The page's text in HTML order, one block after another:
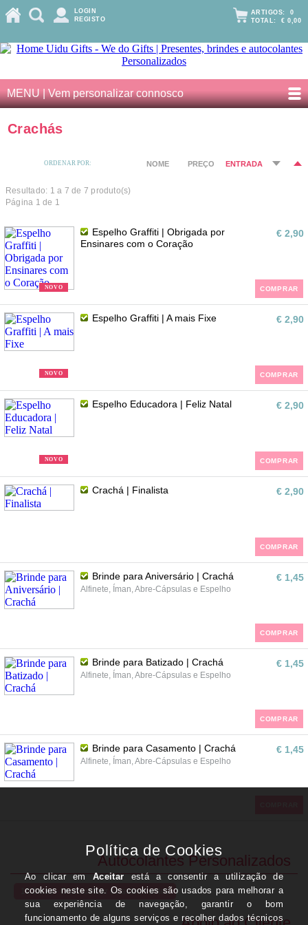
LOGIN
REGISTO
ARTIGOS: 0
TOTAL: € 0,00
MENU | Vem personalizar connosco
Crachás
ORDENAR POR: NOME PREÇO ENTRADA
Resultado: 1 a 7 de 7 produto(s)
Página 1 de 1
NOVO
Espelho Graffiti | Obrigada por
Ensinares com o Coração
€ 2,90
COMPRAR
NOVO
Espelho Graffiti | A mais Fixe € 2,90
COMPRAR
NOVO
Espelho Educadora | Feliz Natal € 2,90
COMPRAR
Crachá | Finalista € 2,90
COMPRAR
Brinde para Aniversário | Crachá
Alfinete, Íman, Abre-Cápsulas e Espelho
€ 1,45
COMPRAR
Brinde para Batizado | Crachá
Alfinete, Íman, Abre-Cápsulas e Espelho
€ 1,45
COMPRAR
Brinde para Casamento | Crachá
Alfinete, Íman, Abre-Cápsulas e Espelho
€ 1,45
Autocolantes Personalizados
10 Dicas - Onde utilizar os autocolantes